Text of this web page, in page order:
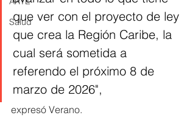
Salud
que ver con el proyecto de ley
que crea la Región Caribe, la
cual será sometida a
referendo el próximo 8 de
marzo de 2026",
expresó Verano.